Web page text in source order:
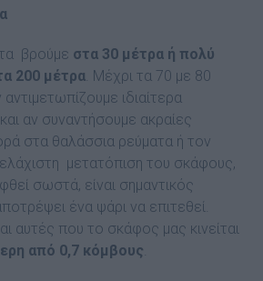
βρούμε στα 30 μέτρα ή πολύ
200 μέτρα . Μέχρι τα 70 με 80
ιδιαίτερα
αν συναντήσουμε ακραίες
στα θαλάσσια ρεύματα ή τον
μετατόπιση του σκάφους,
σωστά, είναι σημαντικός
ένα ψάρι να επιτεθεί.
αυτές που το σκάφος μας κινείται
από 0,7 κόμβους